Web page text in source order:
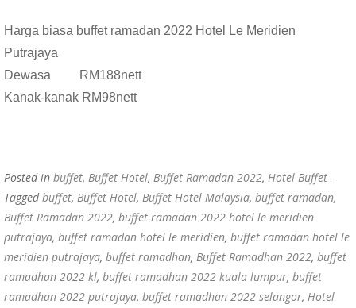
Harga biasa buffet ramadan 2022 Hotel Le Meridien
Putrajaya
Dewasa RM188nett
Kanak-kanak RM98nett
Posted in buffet, Buffet Hotel, Buffet Ramadan 2022, Hotel Buffet -
Taggedbuffet, Buffet Hotel, Buffet Hotel Malaysia, buffet ramadan,
Buffet Ramadan 2022, buffet ramadan 2022 hotel le meridien
putrajaya, buffet ramadan hotel le meridien, buffet ramadan hotel le
meridien putrajaya, buffet ramadhan, Buffet Ramadhan 2022, buffet
ramadhan 2022 kl, buffet ramadhan 2022 kuala lumpur, buffet
ramadhan 2022 putrajaya, buffet ramadhan 2022 selangor, Hotel